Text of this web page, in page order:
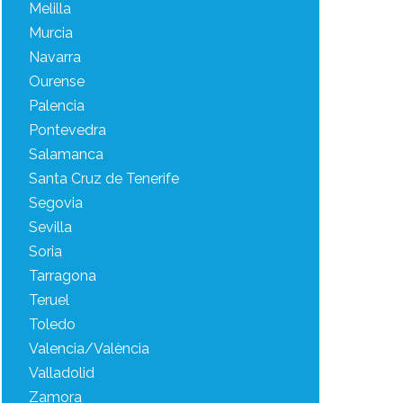
Melilla
Murcia
Navarra
Ourense
Palencia
Pontevedra
Salamanca
Santa Cruz de Tenerife
Segovia
Sevilla
Soria
Tarragona
Teruel
Toledo
Valencia/València
Valladolid
Zamora